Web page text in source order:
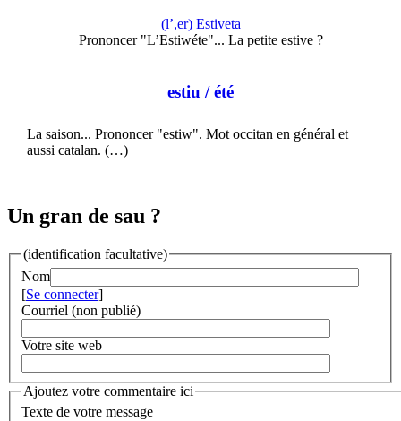
(l’,er) Estiveta
Prononcer "L’Estiwéte"... La petite estive ?
estiu / été
La saison... Prononcer "estiw". Mot occitan en général et
aussi catalan. (…)
Un gran de sau ?
(identification facultative)
Nom
[Se connecter]
Courriel (non publié)
Votre site web
Ajoutez votre commentaire ici
Texte de votre message